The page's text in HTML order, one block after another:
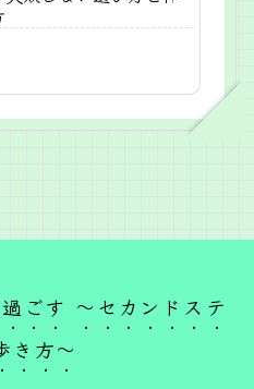
ごす ～セカンドステ
き方～